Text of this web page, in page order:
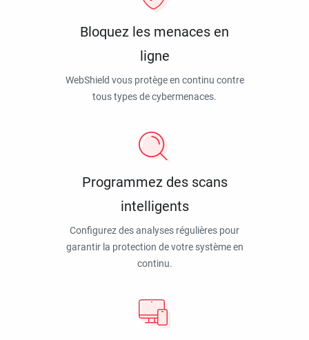
Bloquez les menaces en
ligne
WebShield vous protège en continu contre
tous types de cybermenaces.
Programmez des scans
intelligents
Configurez des analyses régulières pour
garantir la protection de votre système en
continu.